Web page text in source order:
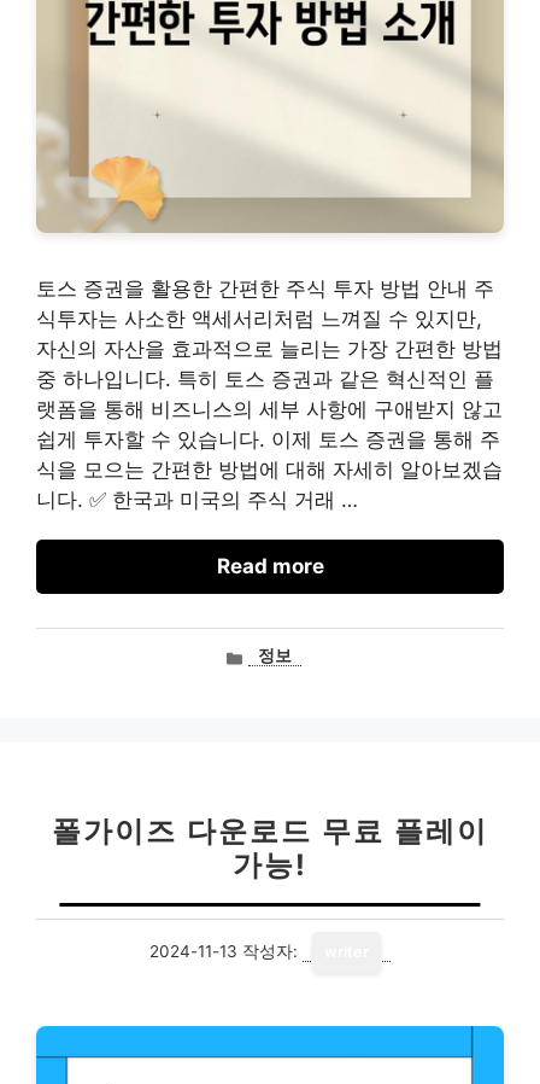
토스 증권을 활용한 간편한 주식 투자 방법 안내 주
식투자는 사소한 액세서리처럼 느껴질 수 있지만,
자신의 자산을 효과적으로 늘리는 가장 간편한 방법
중 하나입니다. 특히 토스 증권과 같은 혁신적인 플
랫폼을 통해 비즈니스의 세부 사항에 구애받지 않고
쉽게 투자할 수 있습니다. 이제 토스 증권을 통해 주
식을 모으는 간편한 방법에 대해 자세히 알아보겠습
니다. ✅ 한국과 미국의 주식 거래 …
Read more
카정보
폴가이즈 다운로드 무료 플레이
가능!
2024-11-13 작성자: